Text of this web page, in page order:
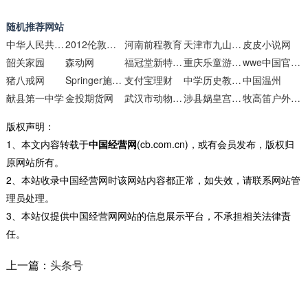
随机推荐网站
中华人民共和国民政部
2012伦敦奥运会_搜狐体育 河南前程教育 天津市九山顶自然风景区旅游服务 皮皮小说网
韶关家园
森动网 福冠堂新特药房网 重庆乐童游乐设备
wwe中国官方网站
猪八戒网
Springer施普林格 支付宝理财 中学历史教学园地中国温州
献县第一中学金投期货网 武汉市动物园管理处 涉县娲皇宫管理处 牧高笛户外用品
版权声明：
1、本文内容转载于中国经营网(cb.com.cn)，或有会员发布，版权归
原网站所有。
2、本站收录中国经营网时该网站内容都正常，如失效，请联系网站管
理员处理。
3、本站仅提供中国经营网网站的信息展示平台，不承担相关法律责
任。
上一篇： 头条号